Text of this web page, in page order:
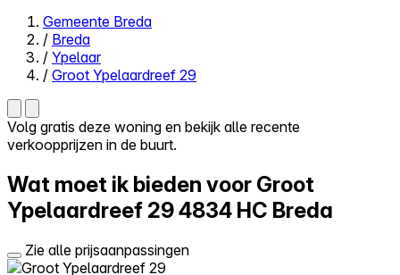
Close menu
Zelf kopen
Reviews
Prijzen
Probeer Walter gratis
Gemeente Breda
/ Breda
/ Ypelaar
/ Groot Ypelaardreef 29
Volg gratis deze woning en bekijk alle recente
verkoopprijzen in de buurt.
Wat moet ik bieden voor Groot
Ypelaardreef 294834 HC Breda
Zie alle prijsaanpassingen